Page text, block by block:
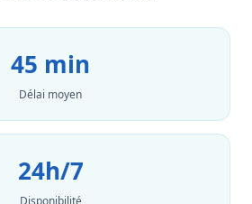
45 min
Délai moyen
24h/7
Disponibilité